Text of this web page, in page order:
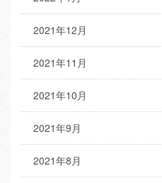
2021年12月
2021年11月
2021年10月
2021年9月
2021年8月